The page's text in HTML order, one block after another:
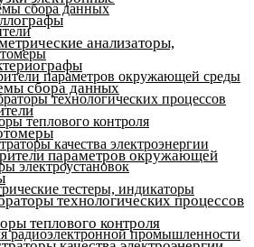
сбора данных
параметров окружающей среды
технологических процессов
теплового контроля
качества электроэнергии
электроустановок
тестеры, индикаторы
радиоэлектронной промышленности
анализаторы,
сбора данных
параметров окружающей
технологических процессов
теплового контроля